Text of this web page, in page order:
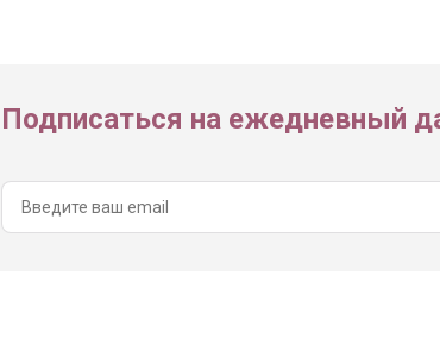
Подписаться на ежедневный